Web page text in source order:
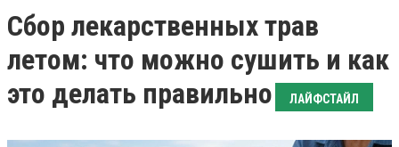
Сбор лекарственных трав
летом: что можно сушить и как
это делать правильно
ЛАЙФСТАЙЛ